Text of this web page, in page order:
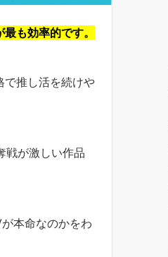
も効率的です。
で推し活を続けや
戦が激しい作品
本命なのかをわ